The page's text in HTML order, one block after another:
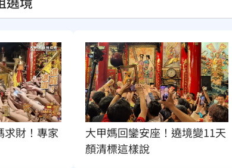
求財！專家
大甲媽回鑾安座！遶境變11天
顏清標這樣說